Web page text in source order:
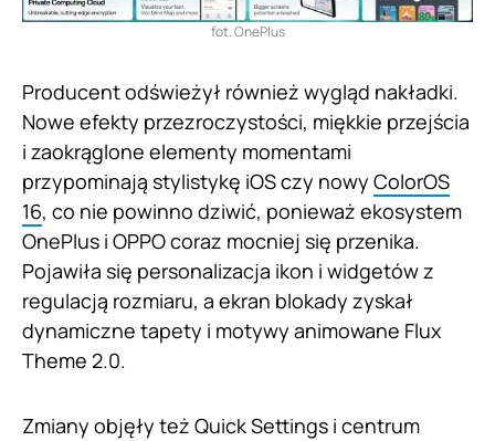
fot. OnePlus
Producent odświeżył również wygląd nakładki.
Nowe efekty przezroczystości, miękkie przejścia
i zaokrąglone elementy momentami
przypominają stylistykę iOS czy nowy ColorOS
16, co nie powinno dziwić, ponieważ ekosystem
OnePlus i OPPO coraz mocniej się przenika.
Pojawiła się personalizacja ikon i widgetów z
regulacją rozmiaru, a ekran blokady zyskał
dynamiczne tapety i motywy animowane Flux
Theme 2.0.
Zmiany objęły też Quick Settings i centrum